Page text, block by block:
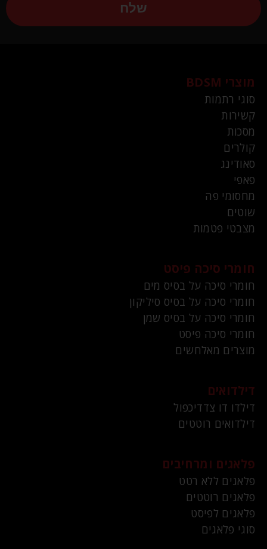
שלח
מוצרי BDSM
סוגי רתמות
קשירות
מסכות
קולרים
סאודינג
פאפי
מחסומי פה
שוטים
מצבטי פטמות
חומרי סיכה פיסט
חומרי סיכה על בסיס מים
חומרי סיכה על בסיס סיליקון
חומרי סיכה על בסיס שמן
חומרי סיכה פיסט
מוצרים מאלחשים
דילדואים
דילדו דו צדדיכפול
דילדואים רוטטים
פלאגים ומרחיבים
פלאגים ללא רטט
פלאגים רוטטים
פלאגים לפיסט
סוגי פלאגים